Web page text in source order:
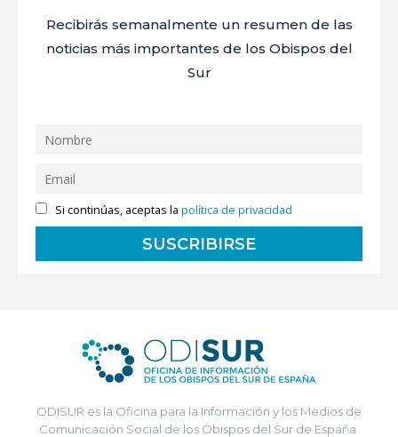
Recibirás semanalmente un resumen de las
noticias más importantes de los Obispos del
Sur
Si continúas, aceptas lapolítica de privacidad
ODISUR es la Oficina para la Información y los Medios de
Comunicación Social de los Obispos del Sur de España.